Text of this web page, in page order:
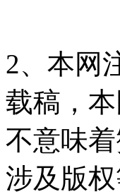
2、本网
载稿，
不意味
涉及版